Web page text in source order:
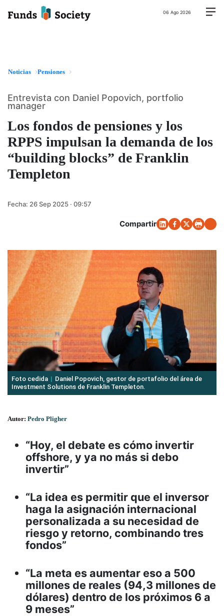
06 Ago 2026
Noticias Pensiones
Los fondos de pensiones y los
RPPS impulsan la demanda de los
“building blocks” de Franklin
Templeton
Entrevista con Daniel Popovich, portfolio
manager
Fecha: 26 Sep 2025 · 09:57
Compartir
Foto cedida
Daniel Popovich, gestor de portafolio del área de
Investment Solutions de Franklin Templeton.
Autor: Pedro Pligher
“Hoy, el debate es cómo invertir
offshore, y ya no más si debo
invertir”
“La idea es permitir que el inversor
haga la asignación internacional
personalizada a su necesidad de
riesgo y retorno, combinando tres
fondos”
“La meta es aumentar eso a 500
millones de reales (94,3 millones de
dólares) dentro de los próximos 6 a
9 meses”